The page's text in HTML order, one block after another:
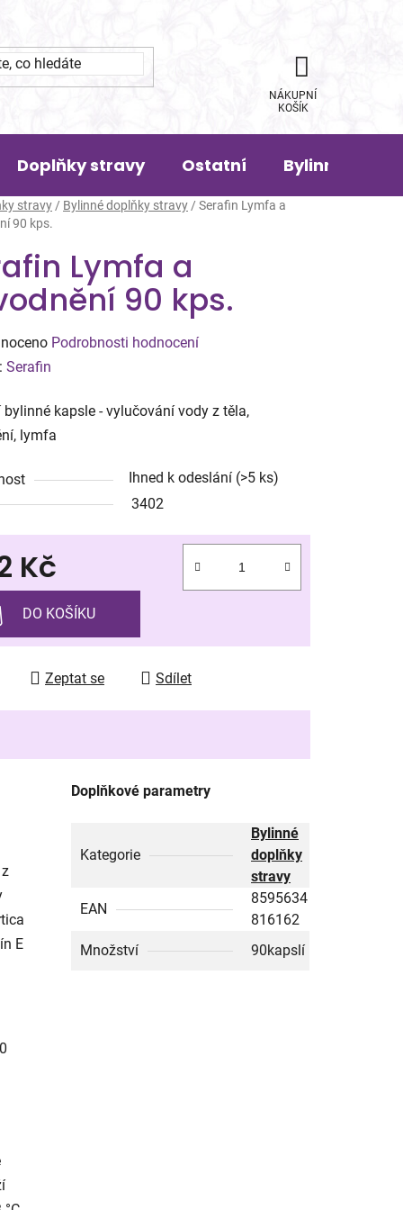
NÁKUPNÍ
KOŠÍK
Doplňky stravy Ostatní Bylinná
stravy / Bylinné doplňky stravy / Serafin Lymfa a
90 kps.
Lymfa a
90 kps.
Podrobnosti hodnocení
Serafin
bylinné kapsle - vylučování vody z těla,
lymfa
Ihned k odeslání (>5 ks)
3402
Kč
cena:
DO KOŠÍKU
Zeptat se Sdílet
E
Doplňkové parametry
Kategorie
Bylinné
doplňky
stravy
EAN
8595634
816162
Množství
90kapslí